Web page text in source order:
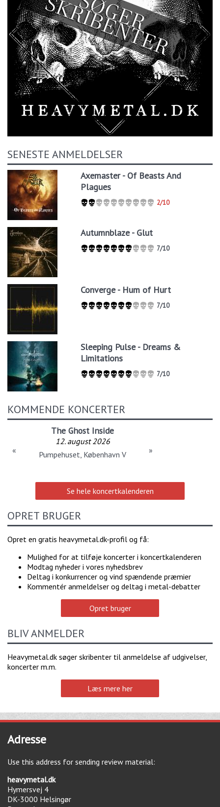
SENESTE ANMELDELSER
Axemaster - Of Beasts And
Plagues
2/10
Autumnblaze - Glut
7/10
Converge - Hum of Hurt
7/10
Sleeping Pulse - Dreams &
Limitations
7/10
KOMMENDE KONCERTER
The Ghost Inside
12. august 2026
Pumpehuset, København V
« »
Se hele koncertkalenderen
OPRET BRUGER
Opret en gratis heavymetal.dk-profil og få:
Mulighed for at tilføje koncerter i koncertkalenderen
Modtag nyheder i vores nyhedsbrev
Deltag i konkurrencer og vind spændende præmier
Kommentér anmeldelser og deltag i metal-debatter
Opret bruger
BLIV ANMELDER
Heavymetal.dk søger skribenter til anmeldelse af udgivelser,
koncerter m.m.
Læs mere her
Adresse
Use this address for sending review material:
heavymetal.dk
Hymersvej 4
DK-3000 Helsingør